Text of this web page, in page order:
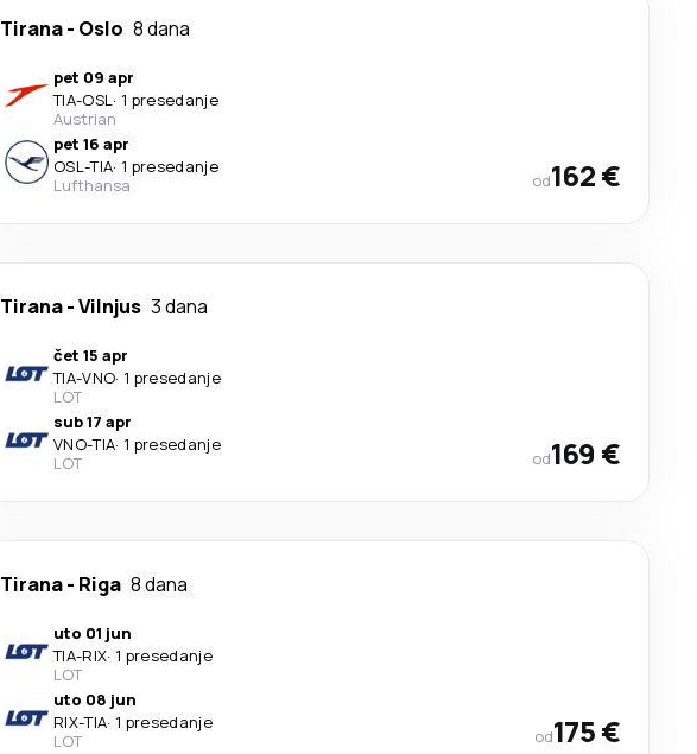
Tirana- Oslo 8 dana
pet 09 apr
TIA-OSL· 1 presedanje
Austrian
pet 16 apr
OSL-TIA· 1 presedanje
Lufthansa
od162 €
Tirana-Vilnjus 3 dana
čet 15 apr
TIA-VNO· 1 presedanje
LOT
sub 17 apr
VNO-TIA· 1 presedanje
LOT
od169 €
Tirana- Riga 8 dana
uto 01 jun
TIA-RIX· 1 presedanje
LOT
uto 08 jun
RIX-TIA· 1 presedanje
LOT
od175 €